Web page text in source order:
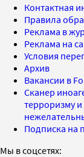
Контактная
Правила
Реклама в
Реклама на
Условия
Архив
Вакансии в
Сканер
терроризму
Подписка на
Мы в соцсетях: